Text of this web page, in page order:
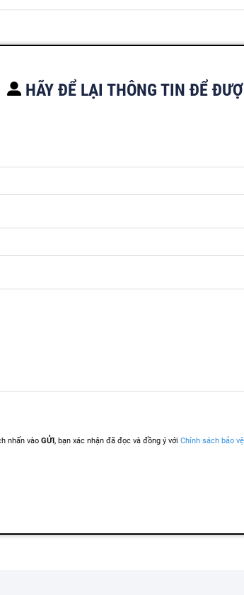
HÃY ĐỂ LẠI THÔNG TIN ĐỂ